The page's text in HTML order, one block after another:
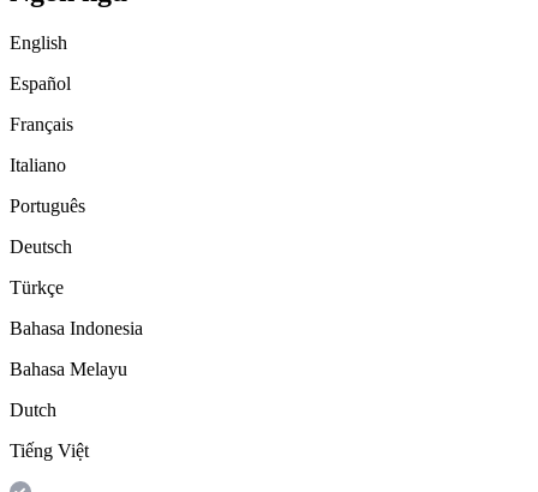
English
Español
Français
Italiano
Português
Deutsch
Türkçe
Bahasa Indonesia
Bahasa Melayu
Dutch
Tiếng Việt